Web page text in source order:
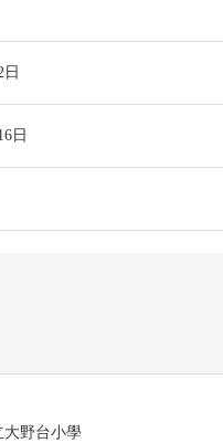
日
大野台小學